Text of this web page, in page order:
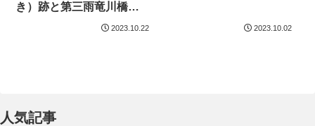
き）跡と第三雨竜川橋梁
2023.10.22 2023.10.02
人気記事